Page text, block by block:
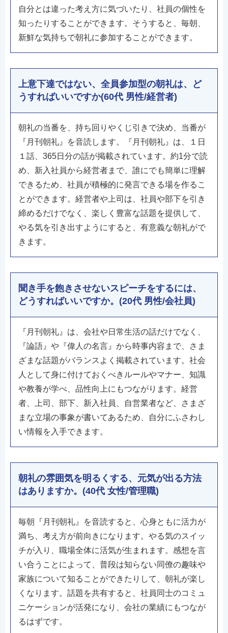
自分とは違った考え方に気づいたり、社員の個性を
知ったりすることができます。そうすると、毎朝、
新鮮な気持ちで朝礼に参加することができます。
上意下達ではない、全員参加型の朝礼は、ど
うすればいいですか(60代 男性/経営者)
朝礼の当番を、持ち回りやくじ引きで決め、当番が
『月刊朝礼』を音読します。『月刊朝礼』は、１日
１話、365日分の話が掲載されています。約1分で読
め、新入社員から経営者まで、誰にでも簡単に理解
できるため、社員が積極的に発言できる場を作るこ
とができます。経営者や上司は、社員や部下を引き
締めるだけでなく、楽しく豊富な話題を提供して、
やる気を引き出すようにすると、有意義な朝礼がで
きます。
聞き手を飽きさせないスピーチをするには、
どうすればいいですか。(20代 男性/会社員)
『月刊朝礼』は、会社や日常生活の話だけでなく、
『論語』や『偉人の名言』から時事内容まで、さま
ざまな話題がバランスよく掲載されています。社会
人として身に付けておくべきルールやマナー、知識
や教養が学べ、品性向上にもつながります。経営
者、上司、部下、新入社員、自営業者など、さまざ
まな立場の事象が書いてあるため、自分にふさわし
い情報を入手できます。
朝礼の雰囲気を明るくする、元気が出る方法
はありますか。(40代 女性/管理職)
毎朝『月刊朝礼』を音読すると、心身ともに活力が
満ち、考え方が前向きになります。やる気のスイッ
チが入り、職場全体に活気が生まれます。感想を言
い合うことによって、普段は知らない同僚の趣味や
家族について知ることができたりして、朝礼が楽し
くなります。話題を共有すると、社員同士のコミュ
ニケーションが活発になり、会社の業績にもつなが
るはずです。